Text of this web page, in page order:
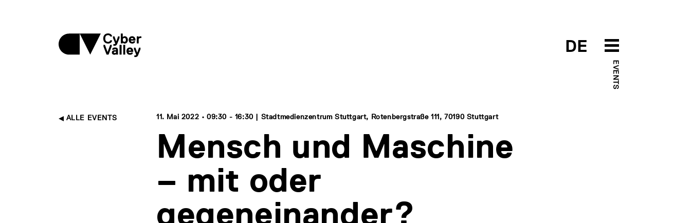
DE
EVENTS
ALLE EVENTS 11. Mai 2022 • 09:30 - 16:30 | Stadtmedienzentrum Stuttgart, Rotenbergstraße 111, 70190 Stuttgart
Mensch und Maschine
– mit oder
gegeneinander?